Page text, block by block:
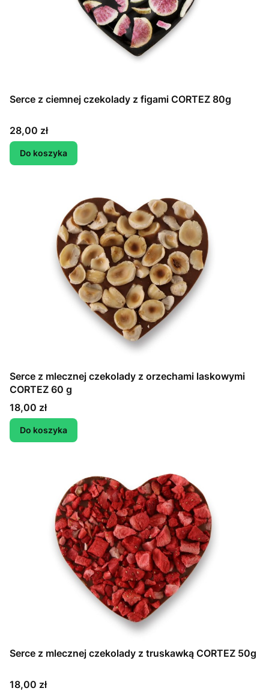
Serce z ciemnej czekolady z figami CORTEZ 80g
Cena
28,00 zł
Do koszyka
Serce z mlecznej czekolady z orzechami laskowymi
CORTEZ 60 g
Cena
18,00 zł
Do koszyka
Serce z mlecznej czekolady z truskawką CORTEZ 50g
Cena
18,00 zł